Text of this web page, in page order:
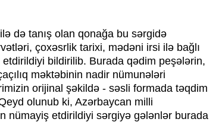
də tanış olan qonağa bu sərgidə
çoxəsrlik tarixi, mədəni irsi ilə bağlı
bildirilib. Burada qədim peşələrin,
məktəbinin nadir nümunələri
orijinal şəkildə - səsli formada təqdim
olunub ki, Azərbaycan milli
nümayiş etdirildiyi sərgiyə gələnlər burada